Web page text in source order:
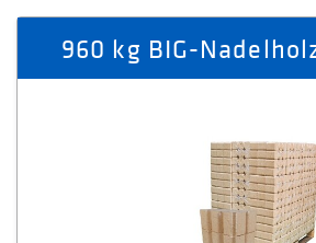
960 kg BIG-